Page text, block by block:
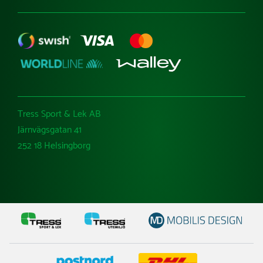
Tress Sport & Lek AB
Järnvägsgatan 41
252 18 Helsingborg